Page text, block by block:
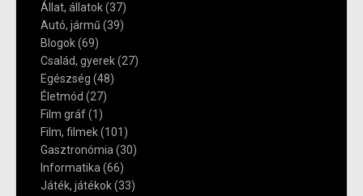
Állat, állatok(37)
Autó, jármű (39)
Blogok(69)
Család, gyerek(27)
Egészség (48)
Életmód (27)
Film gráf(1)
Film, filmek(101)
Gasztronómia (30)
Informatika (66)
Játék, játékok(33)